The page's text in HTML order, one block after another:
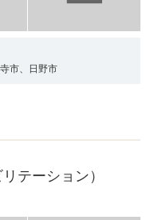
市、日野市
テーション）